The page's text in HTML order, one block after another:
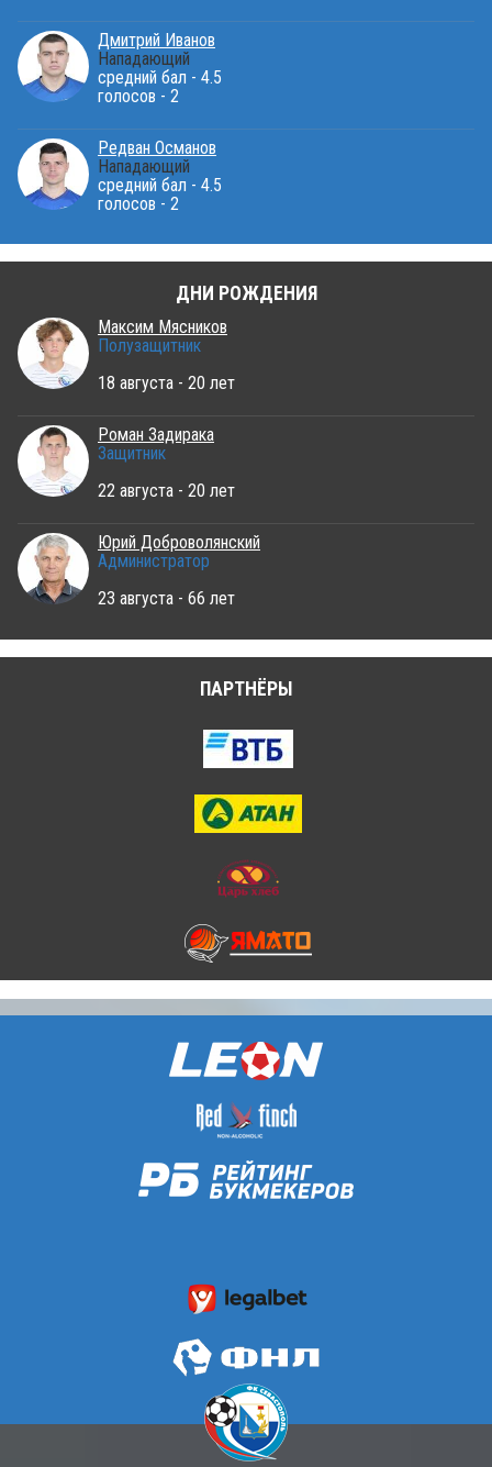
Дмитрий Иванов
Нападающий
средний бал - 4.5
голосов - 2
Редван Османов
Нападающий
средний бал - 4.5
голосов - 2
ДНИ РОЖДЕНИЯ
Максим Мясников
Полузащитник
18 августа - 20 лет
Роман Задирака
Защитник
22 августа - 20 лет
Юрий Доброволянский
Администратор
23 августа - 66 лет
ПАРТНЁРЫ